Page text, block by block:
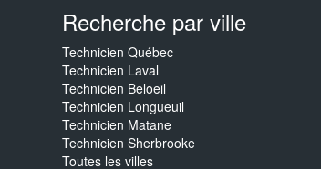
Recherche par ville
Technicien Québec
Technicien Laval
Technicien Beloeil
Technicien Longueuil
Technicien Matane
Technicien Sherbrooke
Toutes les villes